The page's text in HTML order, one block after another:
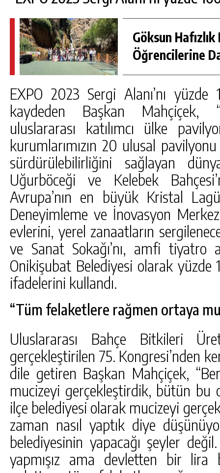
Göksun Hafızlık
Öğrencilerine
EXPO 2023 Sergi Alanı’nı
kaydeden Başkan Mahçiçek,
uluslararası katılımcı ülke
kurumlarımızın 20 ulusal
sürdürülebilirliğini sağlayan
Uğurböceği ve Kelebek
Avrupa’nın en büyük Kristal
Deneyimleme ve İnovasyon
evlerini, yerel zanaatların
ve Sanat Sokağı’nı, amfi tiyatro
Onikişubat Belediyesi olarak yüzde
ifadelerini kullandı.
“Tüm felaketlere rağmen ortaya
Uluslararası Bahçe Bitkileri
gerçekleştirilen 75. Kongresi’nden
dile getiren Başkan Mahçiçek,
mucizeyi gerçekleştirdik, bütün bu
ilçe belediyesi olarak mucizeyi
zaman nasıl yaptık diye
belediyesinin yapacağı şeyler
yapmışız ama devletten bir lira